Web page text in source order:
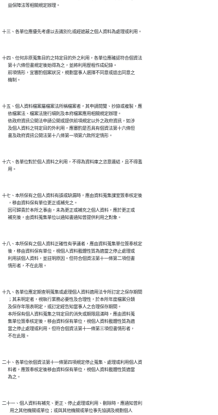
十四、任何非原蒐集目的之特定目的外之利用，各單位應確認符合個資法
      第十六條但書規定後始得為之，並將利用歷程作成紀錄。
      前項情形，宜審酌個案狀況，規劃當事人選擇不同意或退出同意之
十五、個人資料檔案屬檔案法所稱檔案者，其申請閱覽、抄錄或複製，應
      依檔案法、檔案法施行細則及本府檔案應用相關規定辦理。
      依政府資訊公開法申請公開或提供前項規定以外之政府資訊，如涉
      及個人資料之特定目的外利用，應審酌是否具有個資法第十六條但
十六、各單位對於個人資料之利用，不得為資料庫之恣意連結，且不得濫
十七、本所保有之個人資料有誤或缺漏時，應由資料蒐集課室簽奉核定後
      ，移由資料保有單位更正或補充之。
      因可歸責於本所之事由，未為更正或補充之個人資料，應於更正或
十八、本所保有之個人資料正確性有爭議者，應由資料蒐集單位簽奉核定
      後，移由資料保有單位，視個人資料載體性質為適當之停止處理或
      利用該個人資料，並註明原因。但符合個資法第十一條第二項但書
十九、各單位應定期查明蒐集或處理個人資料適用法令所訂定之保存期間
      ；其未明定者，視執行業務必要性及合理性，於本所年度檔案分類
      及保存年限表明定，或訂定經告知當事人之合理保存期間。
      本所保有個人資料蒐集之特定目的消失或期限屆滿時，應由資料蒐
      集單位簽奉核定後，移由資料保有單位，視個人資料載體性質為適
      當之停止處理或利用。但符合個資法第十一條第三項但書情形者，
二十、各單位依個資法第十一條第四項規定停止蒐集、處理或利用個人資
      料者，應簽奉核定後移由資料保有單位，視個人資料載體性質適當
二十一、個人資料有補充、更正、停止處理或利用、刪除時，應通知曾利
        用之其他機關或單位；或與其他機關或單位事先協調及規劃個人